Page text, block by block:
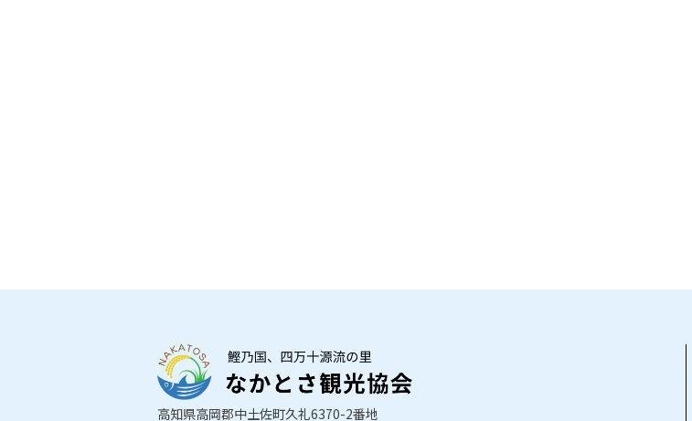
高知県高岡郡中土佐町久礼6370-2番地